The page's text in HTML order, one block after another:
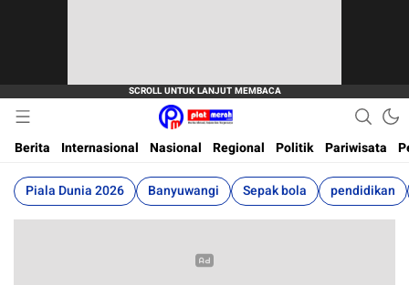
Plat Merah
Berita Terkini, Akurat, Terpercaya Dan Cepat
Berita
Internasional Nasional Regional Politik Pariwisata
Piala Dunia 2026 Banyuwangi Sepak bola pendidikan